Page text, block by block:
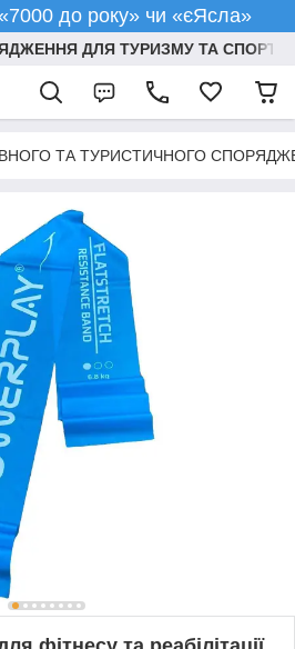
до року» чи «єЯсла»
ДЛЯ ТУРИЗМУ ТА СПОРТУ
ТА ТУРИСТИЧНОГО